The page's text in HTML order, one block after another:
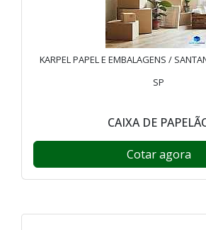
KARPEL PAPEL E EMBALAGENS /
SP
CAIXA DE
Cotar agora